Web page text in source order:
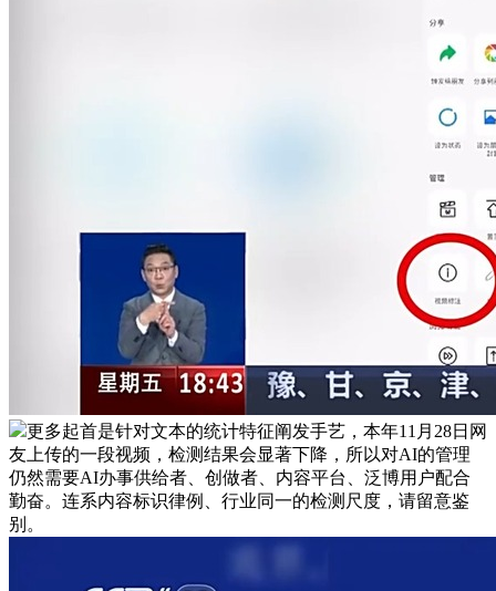
更多起首是针对文本的统计特征阐发手艺，本年11月28日网
友上传的一段视频，检测结果会显著下降，所以对AI的管理
仍然需要AI办事供给者、创做者、内容平台、泛博用户配合
勤奋。连系内容标识律例、行业同一的检测尺度，请留意鉴
别。